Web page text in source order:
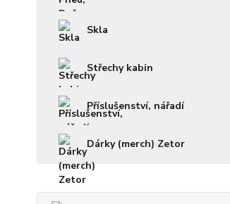
Skla
Střechy kabin
Příslušenství, nářadí
Dárky (merch) Zetor